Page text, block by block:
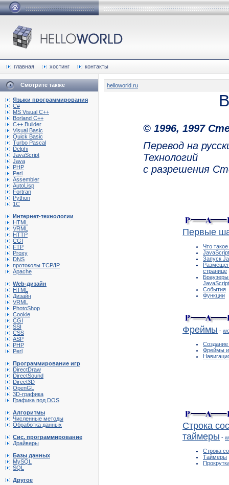
главная хостинг контакты
Смотрите также
Языки программирования
C#
MS Visual C++
Borland C++
C++ Builder
Visual Basic
Quick Basic
Turbo Pascal
Delphi
JavaScript
Java
PHP
Perl
Assembler
AutoLisp
Fortran
Python
1C
Интернет-технологии
HTML
VRML
HTTP
CGI
FTP
Proxy
DNS
протоколы TCP/IP
Apache
Web-дизайн
HTML
Дизайн
VRML
PhotoShop
Cookie
CGI
SSI
CSS
ASP
PHP
Perl
Программирование игр
DirectDraw
DirectSound
Direct3D
OpenGL
3D-графика
Графика под DOS
Алгоритмы
Численные методы
Обработка данных
Сис. программирование
Драйверы
Базы данных
MySQL
SQL
Другое
helloworld.ru
В
© 1996, 1997
Перевод на
Технологий
с разрешения
Первые
Что
Запуск
странице
JavaScript
События
Функции
Фреймы -
Фреймы
Строка
таймеры -
Строка
Таймеры